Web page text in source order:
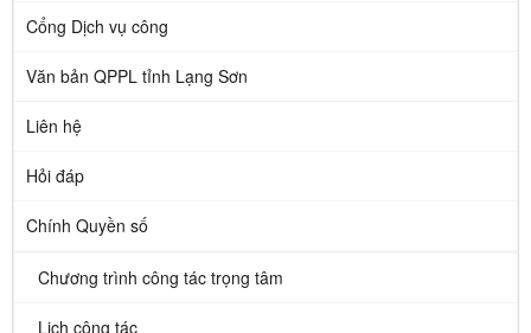
Cổng Dịch vụ công
Văn bản QPPL tỉnh Lạng Sơn
Liên hệ
Hỏi đáp
Chính Quyền số
Chương trình công tác trọng tâm
Lịch công tác